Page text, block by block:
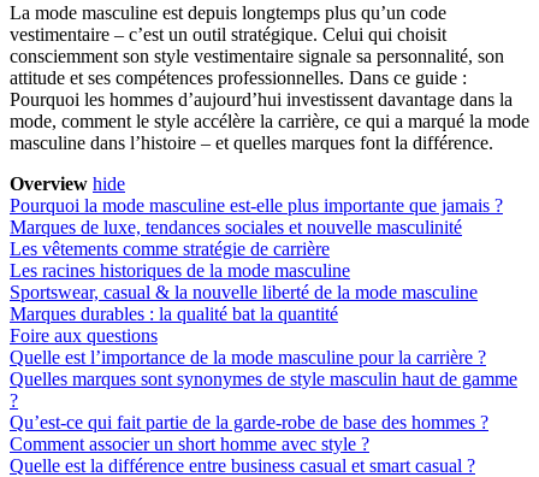
La mode masculine est depuis longtemps plus qu’un code
vestimentaire – c’est un outil stratégique. Celui qui choisit
consciemment son style vestimentaire signale sa personnalité, son
attitude et ses compétences professionnelles. Dans ce guide :
Pourquoi les hommes d’aujourd’hui investissent davantage dans la
mode, comment le style accélère la carrière, ce qui a marqué la mode
masculine dans l’histoire – et quelles marques font la différence.
Overview hide
Pourquoi la mode masculine est-elle plus importante que jamais ?
Marques de luxe, tendances sociales et nouvelle masculinité
Les vêtements comme stratégie de carrière
Les racines historiques de la mode masculine
Sportswear, casual & la nouvelle liberté de la mode masculine
Marques durables : la qualité bat la quantité
Foire aux questions
Quelle est l’importance de la mode masculine pour la carrière ?
Quelles marques sont synonymes de style masculin haut de gamme
?
Qu’est-ce qui fait partie de la garde-robe de base des hommes ?
Comment associer un short homme avec style ?
Quelle est la différence entre business casual et smart casual ?